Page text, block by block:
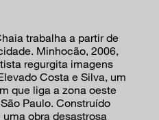
trabalha a partir de
Minhocão, 2006,
regurgita imagens
Costa e Silva, um
que liga a zona oeste
Paulo. Construído
obra desastrosa